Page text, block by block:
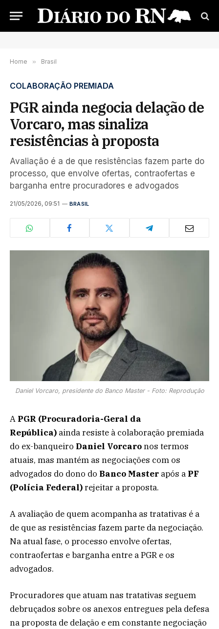
Home » Brasil
COLABORAÇÃO PREMIADA
PGR ainda negocia delação de
Vorcaro, mas sinaliza
resistências à proposta
Avaliação é a de que resistências fazem parte do
processo, que envolve ofertas, contraofertas e
barganha entre procuradores e advogados
21/05/2026, 09:51 BRASIL
Daniel Vorcaro, presidente do Banco Master - Foto: Reprodução
A PGR (Procuradoria-Geral da
República) ainda resiste à colaboração premiada
do ex-banqueiro Daniel Vorcaronos termos
atuais, mas mantém as negociações com os
advogados do dono do Banco Master após a PF
(Polícia Federal)rejeitar a proposta.
A avaliação de quem acompanha as tratativas é a
de que as resistências fazem parte da negociação.
Na atual fase, o processo envolve ofertas,
contraofertas e barganha entre a PGR e os
advogados.
Procuradores que atuam nas tratativas seguem
debruçados sobre os anexos entregues pela defesa
na proposta de delação e em constante negociação